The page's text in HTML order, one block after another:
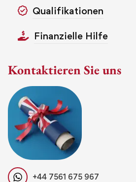
Qualifikationen
Finanzielle Hilfe
Kontaktieren Sie uns
+44 7561 675 967